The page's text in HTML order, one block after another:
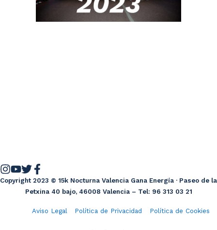
Copyright 2023 © 15k Nocturna Valencia Gana Energía · Paseo de la
Petxina 40 bajo, 46008 Valencia – Tel: 96 313 03 21
Aviso Legal Política de Privacidad Política de Cookies